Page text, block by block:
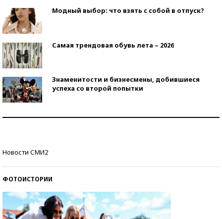
Модный выбор: что взять с собой в отпуск?
Самая трендовая обувь лета – 2026
Знаменитости и бизнесмены, добившиеся
успеха со второй попытки
Новости СМИ2
ФОТОИСТОРИИ